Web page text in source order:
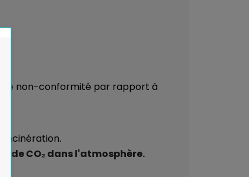
de non-conformité par rapport à
de CO₂ dans l'atmosphère.